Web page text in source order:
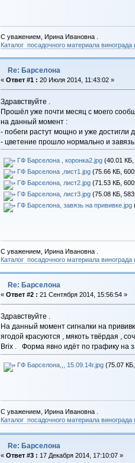
С уважением, Ирина Ивановна .
Каталог посадочного материала
Re: Барселона
« Ответ #1 : 20 Июля 2014, 11:43:02 »
Здравствуйте .
Прошёл уже почти месяц с моего
на данный момент :
- побеги растут мощно и уже достигли
- цветение прошло нормально и
ГФ Барселона , коронка2.jpg(40.01 КБ,
ГФ Барселона ,лист1.jpg(75.66 КБ,
ГФ Барселона, лист2.jpg(71.53 КБ,
ГФ Барселона, лист3.jpg(75.08 КБ,
ГФ Барселона, завязь на прививке.jpg
С уважением, Ирина Ивановна .
Каталог посадочного материала
Re: Барселона
« Ответ #2 : 21 Сентября 2014, 15:56:54 »
Здравствуйте .
На данный момент сигналки на
ягодой красуются , мякоть твёрдая ,
Brix . Форма явно идёт по графику на
ГФ Барселона,,, 15.09.14г.jpg(75.07 КБ,
С уважением, Ирина Ивановна .
Каталог посадочного материала
Re: Барселона
« Ответ #3 : 17 Декабря 2014, 17:10:07 »